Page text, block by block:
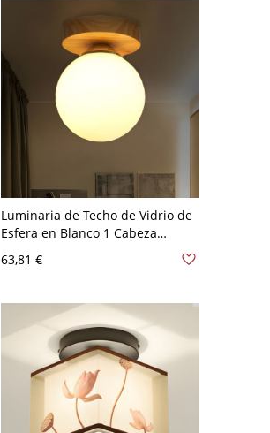
Luminaria de Techo de Vidrio de
Esfera en Blanco 1 Cabeza
Empotrada Asiática para
63,81 €